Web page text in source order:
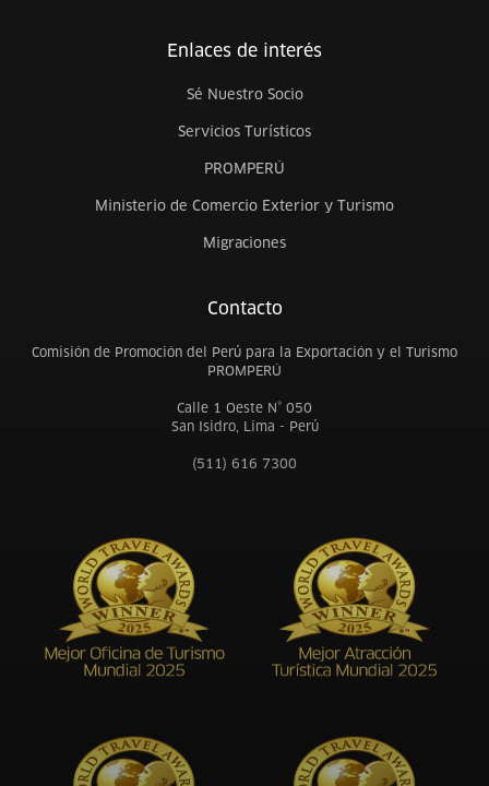
Enlaces de interés
Sé Nuestro Socio
Servicios Turísticos
PROMPERÚ
Ministerio de Comercio Exterior y Turismo
Migraciones
Contacto
Comisión de Promoción del Perú para la Exportación y el Turismo
PROMPERÚ
Calle 1 Oeste N° 050
San Isidro, Lima - Perú
(511) 616 7300